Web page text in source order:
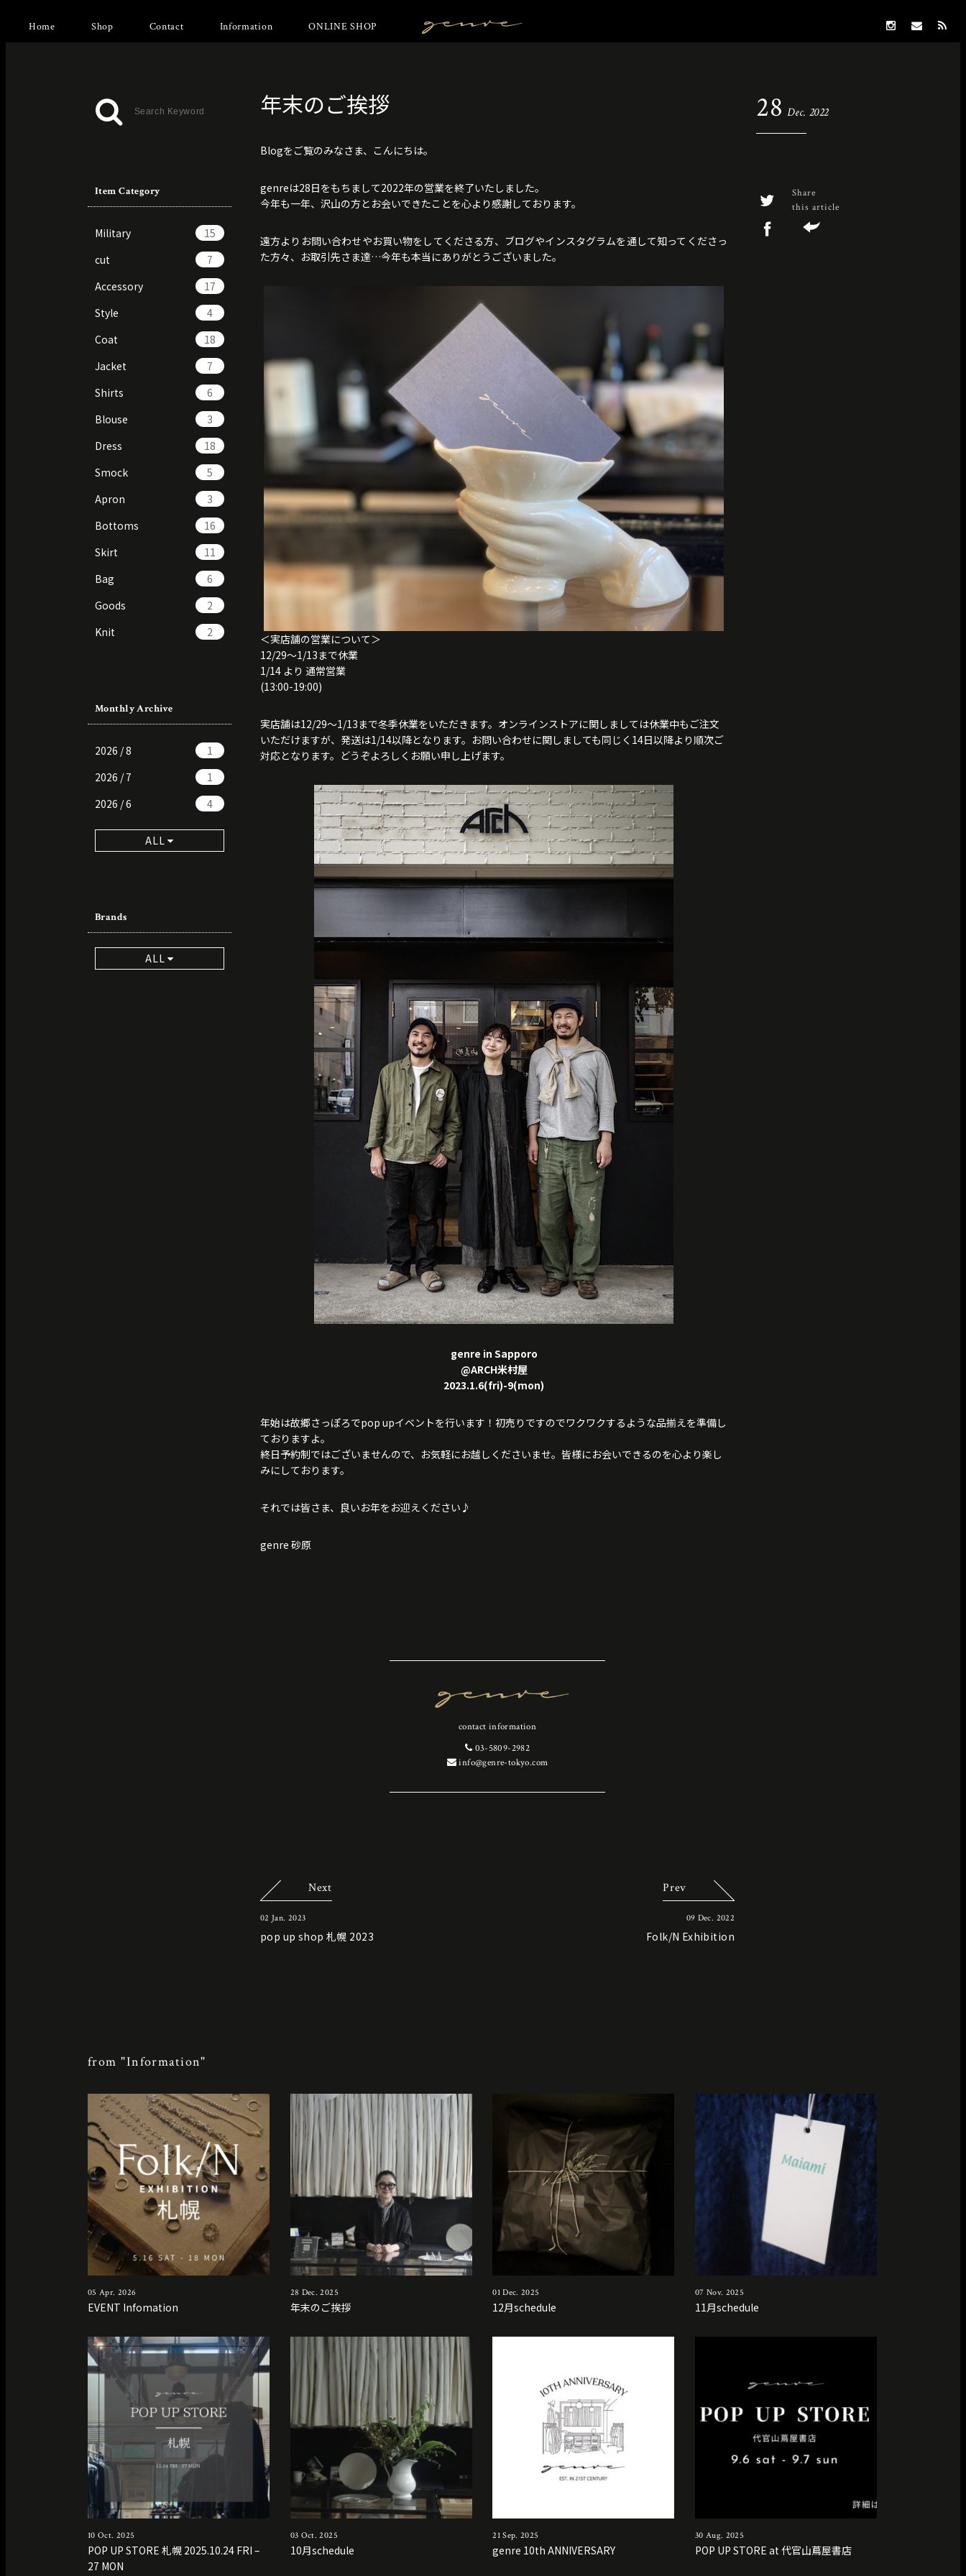
Home Shop Contact Information ONLINE SHOP
Item Category
Military
15
cut
7
Accessory
17
Style
4
Coat
18
Jacket
7
Shirts
6
Blouse
3
Dress
18
Smock
5
Apron
3
Bottoms
16
Skirt
11
Bag
6
Goods
2
Knit
2
Monthly Archive
2026 / 8
1
2026 / 7
1
2026 / 6
4
ALL
Brands
ALL
年末のご挨拶 28 Dec. 2022
Share
this article
Blogをご覧のみなさま、こんにちは。
genreは28日をもちまして2022年の営業を終了いたしました。
今年も一年、沢山の方とお会いできたことを心より感謝しております。
遠方よりお問い合わせやお買い物をしてくださる方、ブログやインスタグラムを通して知ってくださっ
た方々、お取引先さま達…今年も本当にありがとうございました。
＜実店舗の営業について＞
12/29〜1/13まで休業
1/14 より 通常営業
(13:00-19:00)
実店舗は12/29〜1/13まで冬季休業をいただきます。オンラインストアに関しましては休業中もご注文
いただけますが、発送は1/14以降となります。お問い合わせに関しましても同じく14日以降より順次ご
対応となります。どうぞよろしくお願い申し上げます。
genre in Sapporo
@ARCH米村屋
2023.1.6(fri)-9(mon)
年始は故郷さっぽろでpop upイベントを行います！初売りですのでワクワクするような品揃えを準備し
ておりますよ。
終日予約制ではございませんので、お気軽にお越しくださいませ。皆様にお会いできるのを心より楽し
みにしております。
それでは皆さま、良いお年をお迎えください♪
genre 砂原
contact information
03-5809-2982
info@genre-tokyo.com
Next
02 Jan. 2023
pop up shop 札幌 2023
Prev
09 Dec. 2022
Folk/N Exhibition
from "Information"
05 Apr. 2026
EVENT Infomation
28 Dec. 2025
年末のご挨拶
01 Dec. 2025
12月schedule
07 Nov. 2025
11月schedule
10 Oct. 2025
POP UP STORE 札幌 2025.10.24 FRI –
27 MON
03 Oct. 2025
10月schedule
21 Sep. 2025
genre 10th ANNIVERSARY
30 Aug. 2025
POP UP STORE at 代官山蔦屋書店